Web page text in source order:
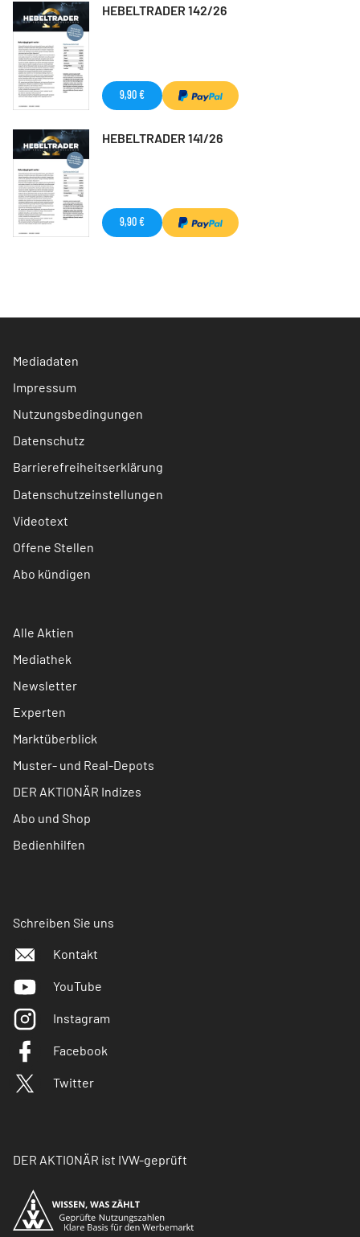
HEBELTRADER 142/26
9,90 €
HEBELTRADER 141/26
9,90 €
Mediadaten
Impressum
Nutzungsbedingungen
Datenschutz
Barrierefreiheitserklärung
Datenschutzeinstellungen
Videotext
Offene Stellen
Abo kündigen
Alle Aktien
Mediathek
Newsletter
Experten
Marktüberblick
Muster- und Real-Depots
DER AKTIONÄR Indizes
Abo und Shop
Bedienhilfen
Schreiben Sie uns
Kontakt
YouTube
Instagram
Facebook
Twitter
DER AKTIONÄR ist IVW-geprüft